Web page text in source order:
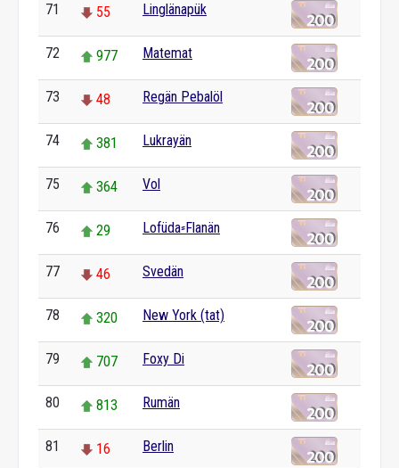
71 55 Linglänapük
72 977 Matemat
73 48 Regän Pebalöl
74 381 Lukrayän
75 364 Vol
76 29 Lofüda⸗Flanän
77 46 Svedän
78 320 New York (tat)
79 707 Foxy Di
80 813 Rumän
81 16 Berlin